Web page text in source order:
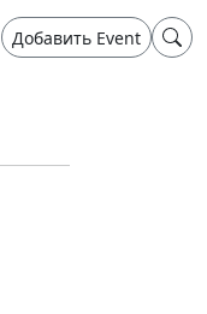
Добавить Event